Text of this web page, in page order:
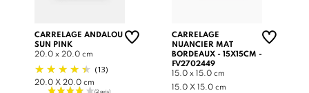
CARRELAGE ANDALOU
SUN PINK
20.0 x 20.0 cm
(13)
20.0 X 20.0 cm
CARRELAGE
NUANCIER MAT
BORDEAUX - 15X15CM -
FV2702449
15.0 x 15.0 cm
15.0 X 15.0 cm